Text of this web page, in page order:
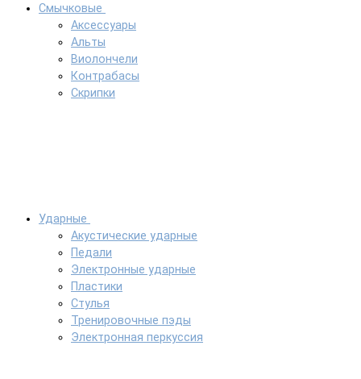
Смычковые
Аксессуары
Альты
Виолончели
Контрабасы
Скрипки
Ударные
Акустические ударные
Педали
Электронные ударные
Пластики
Стулья
Тренировочные пэды
Электронная перкуссия